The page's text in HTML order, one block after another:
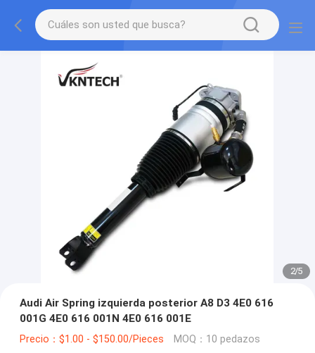
2/5
Audi Air Spring izquierda posterior A8 D3 4E0 616
001G 4E0 616 001N 4E0 616 001E
Precio：$1.00 - $150.00/Pieces MOQ：10 pedazos